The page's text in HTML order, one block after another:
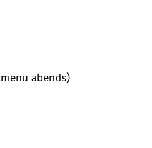
abends)